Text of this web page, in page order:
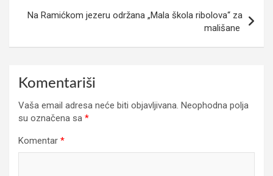
Na Ramićkom jezeru održana „Mala škola ribolova“ za
mališane
Komentariši
Vaša email adresa neće biti objavljivana. Neophodna polja
su označena sa *
Komentar *